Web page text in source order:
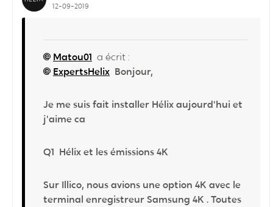
12-09-2019
Matou01 a écrit :
ExpertsHelix Bonjour,
Je me suis fait installer Hélix aujourd'hui et
j'aime ca
Q1 Hélix et les émissions 4K
Sur Illico, nous avions une option 4K avec le
terminal enregistreur Samsung 4K . Toutes